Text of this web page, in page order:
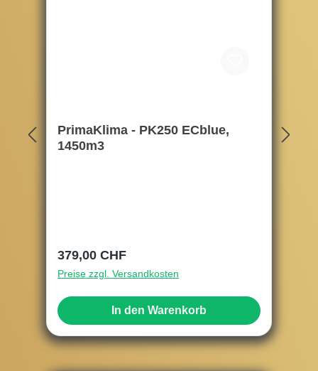
PrimaKlima - PK250 ECblue,
1450m3
Regulärer Preis:
379,00 CHF
Preise zzgl. Versandkosten
In den Warenkorb